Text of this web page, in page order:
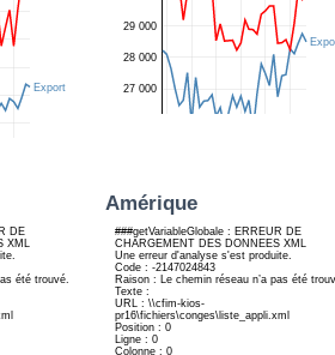
Amérique